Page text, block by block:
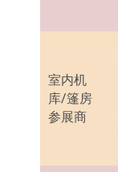
室内机
库/篷房
参展商